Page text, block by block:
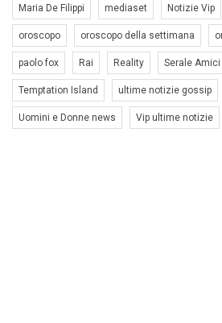
Maria De Filippi mediaset Notizie Vip
oroscopo oroscopo della settimana
paolo fox Rai Reality Serale Amici
Temptation Island ultime notizie gossip
Uomini e Donne news Vip ultime notizie